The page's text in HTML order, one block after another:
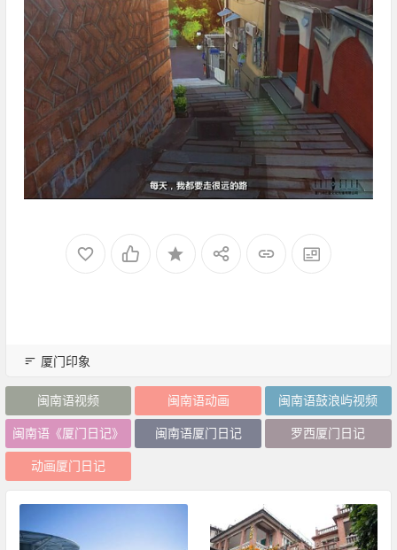
厦门印象
闽南语视频 闽南语动画 闽南语鼓浪屿视频
闽南语《厦门日记》 闽南语厦门日记 罗西厦门日记
动画厦门日记